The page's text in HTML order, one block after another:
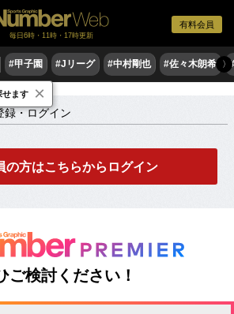
有料会員
毎日6時・11時・17時更新
#甲子園 #Jリーグ #中村剛也 #佐々木朗希 〉
ログイン
録・ログイン
の方はこちらからログイン
ご検討ください！
せます ×